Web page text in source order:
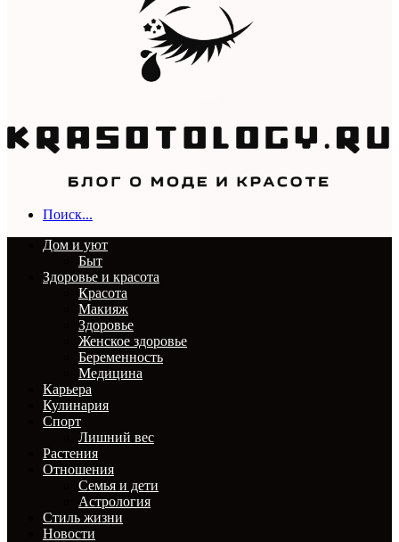
Поиск...
Дом и уют
Быт
Здоровье и красота
Красота
Макияж
Здоровье
Женское здоровье
Беременность
Медицина
Карьера
Кулинария
Спорт
Лишний вес
Растения
Отношения
Семья и дети
Астрология
Стиль жизни
Новости